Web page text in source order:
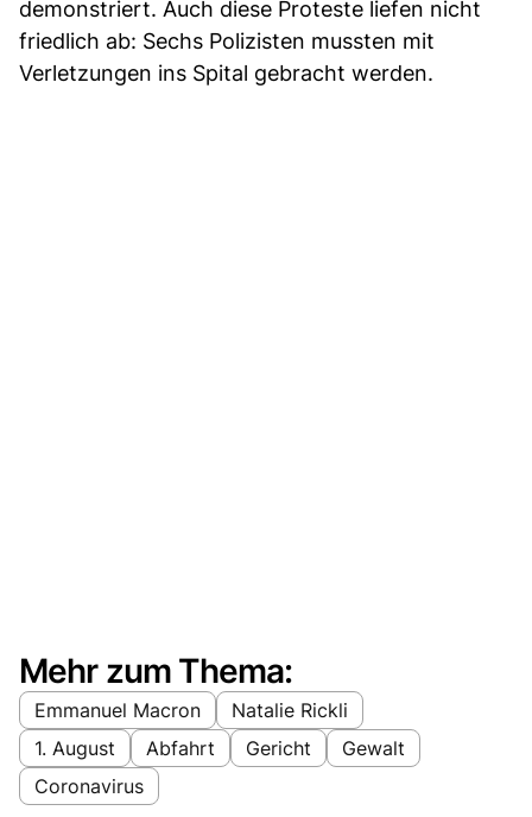
demonstriert. Auch diese Proteste liefen nicht
friedlich ab: Sechs Polizisten mussten mit
Verletzungen ins Spital gebracht werden.
Mehr zum Thema:
Emmanuel Macron
Natalie Rickli
1. August
Abfahrt Gericht
Gewalt
Coronavirus